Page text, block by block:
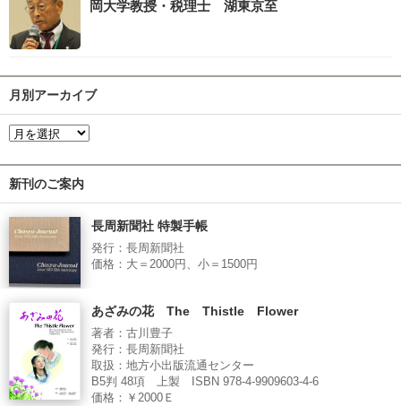
岡大学教授・税理士 湖東京至
月別アーカイブ
新刊のご案内
長周新聞社 特製手帳
発行：長周新聞社
価格：大＝2000円、小＝1500円
あざみの花 The Thistle Flower
著者：古川豊子
発行：長周新聞社
取扱：地方小出版流通センター
B5判 48項 上製 ISBN 978-4-9909603-4-6
価格：￥2000Ｅ